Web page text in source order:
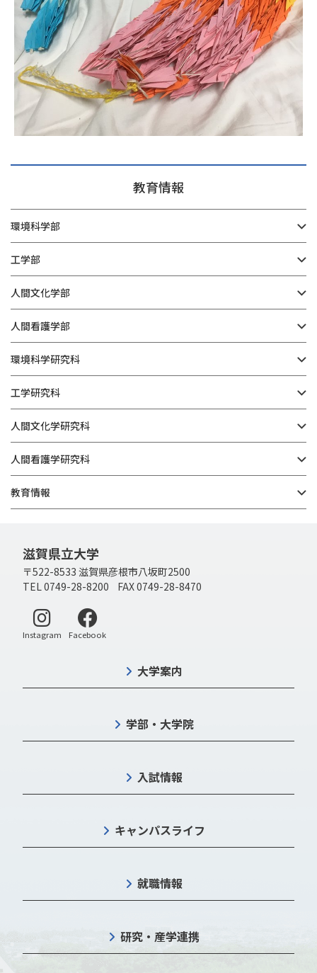
教育情報
環境科学部
工学部
人間文化学部
人間看護学部
環境科学研究科
工学研究科
人間文化学研究科
人間看護学研究科
教育情報
滋賀県立大学
〒522-8533 滋賀県彦根市八坂町2500
TEL 0749-28-8200 FAX 0749-28-8470
Instagram 別ウィンドウで開く
Facebook別ウィンドウで開く
大学案内
学部・大学院
入試情報
キャンパスライフ
就職情報
研究・産学連携